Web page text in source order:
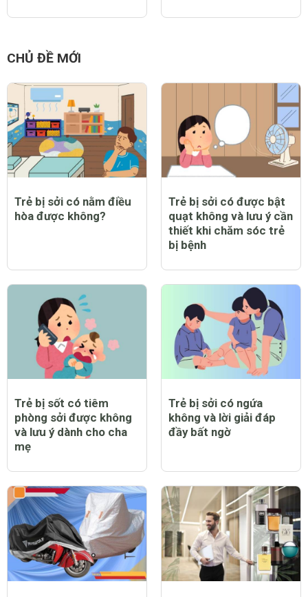
CHỦ ĐỀ MỚI
Trẻ bị sởi có nằm điều
hòa được không?
Trẻ bị sởi có được bật
quạt không và lưu ý cần
thiết khi chăm sóc trẻ
bị bệnh
Trẻ bị sốt có tiêm
phòng sởi được không
và lưu ý dành cho cha
mẹ
Trẻ bị sởi có ngứa
không và lời giải đáp
đầy bất ngờ